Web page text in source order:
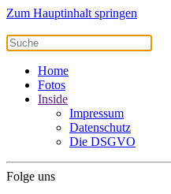
Zum Hauptinhalt springen
Home
Fotos
Inside
Impressum
Datenschutz
Die DSGVO
Folge uns